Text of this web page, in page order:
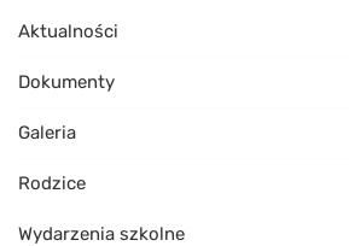
Aktualności
Dokumenty
Galeria
Rodzice
Wydarzenia szkolne